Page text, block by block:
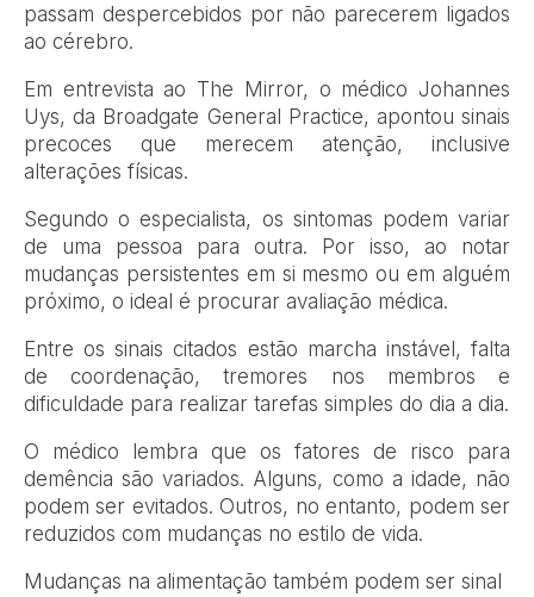
passam despercebidos por não parecerem ligados
ao cérebro.
Em entrevista ao The Mirror, o médico Johannes
Uys, da Broadgate General Practice, apontou sinais
precoces que merecem atenção, inclusive
alterações físicas.
Segundo o especialista, os sintomas podem variar
de uma pessoa para outra. Por isso, ao notar
mudanças persistentes em si mesmo ou em alguém
próximo, o ideal é procurar avaliação médica.
Entre os sinais citados estão marcha instável, falta
de coordenação, tremores nos membros e
dificuldade para realizar tarefas simples do dia a dia.
O médico lembra que os fatores de risco para
demência são variados. Alguns, como a idade, não
podem ser evitados. Outros, no entanto, podem ser
reduzidos com mudanças no estilo de vida.
Mudanças na alimentação também podem ser sinal